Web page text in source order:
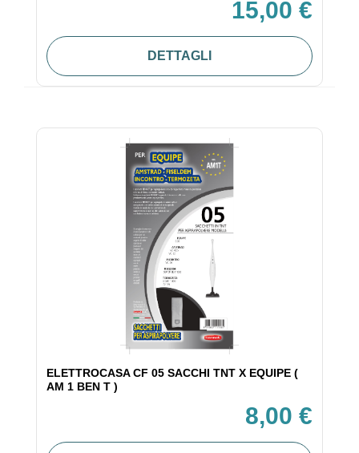
15,00 €
DETTAGLI
ELETTROCASA CF 05 SACCHI TNT X EQUIPE (
AM 1 BEN T )
8,00 €